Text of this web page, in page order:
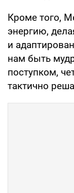
Кроме того,
энергию,
и
нам быть
поступком,
тактично